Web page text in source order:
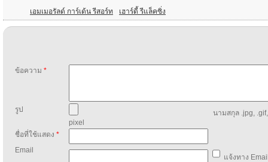
เอมเมอรัลด์ การ์เด้น รีสอร์ท เฮาร์ดี้ รีแล็คซิ่ง
ข้อความ *
รูป
นามสกุล .jpg,
pixel
ชื่อที่ใช้แสดง *
Email
แจ้งทาง